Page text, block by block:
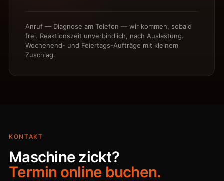
Anruf — Diagnose am Telefon — wir kommen, sobald
frei. Reaktionszeit unverbindlich, nach Auslastung.
Wochenend- und Feiertags-Aufträge mit kleinem
Zuschlag.
KONTAKT
Maschine zickt?
Termin online buchen.